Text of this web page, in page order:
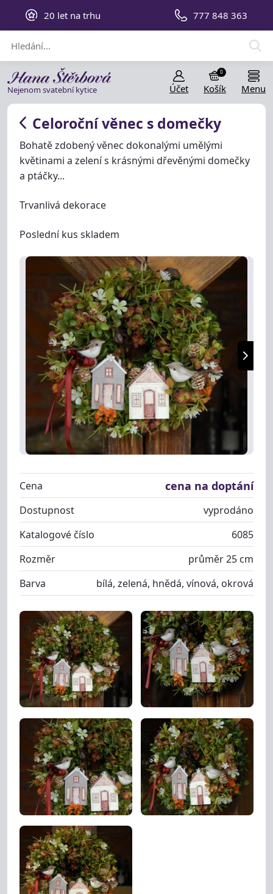
20 let na trhu 777 848 363
Nejenom svatební kytice Účet Košík
0
Menu
Celoroční věnec s domečky
Bohatě zdobený věnec dokonalými umělými
květinami a zelení s krásnými dřevěnými domečky
a ptáčky...
Trvanlivá dekorace
Poslední kus skladem
Cena cena na doptání
Dostupnost
vyprodáno
Katalogové číslo
6085
Rozměr
průměr 25 cm
Barva
bílá, zelená, hnědá, vínová, okrová